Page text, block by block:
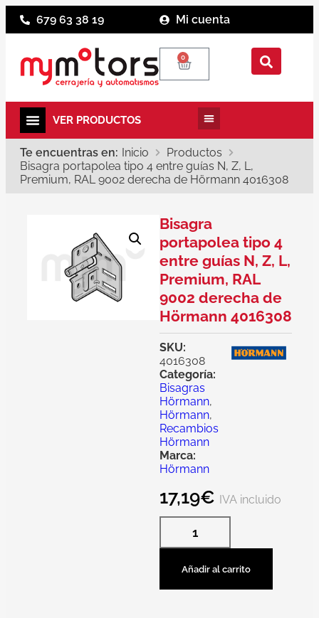
679 63 38 19 Mi cuenta
0
Te encuentras en: Inicio
Productos
Bisagra portapolea tipo 4 entre guías N, Z, L,
Premium, RAL 9002 derecha de Hörmann 4016308
Bisagra
portapolea tipo 4
entre guías N, Z, L,
Premium, RAL
9002 derecha de
Hörmann 4016308
SKU:
4016308
Categoría:
Bisagras
Hörmann,
Hörmann,
Recambios
Hörmann
Marca:
Hörmann
17,19€ IVA incluido
Añadir al carrito